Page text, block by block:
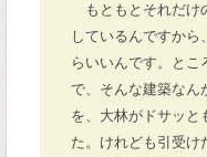
もともとそれだ
しているんですか
らいいんです。と
で、そんな建築な
を、大林がドサッと
た。けれども引受け